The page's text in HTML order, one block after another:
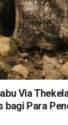
Via
bagi Para